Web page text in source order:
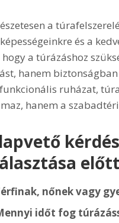
a
és a
a túrázáshoz
hanem
ruházat,
hanem a
előtt
nőnek vagy
időt fog